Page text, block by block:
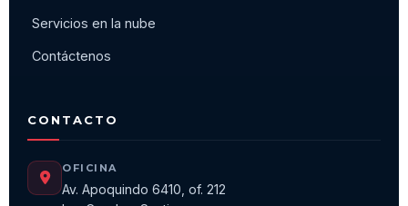
Servicios en la nube
Contáctenos
CONTACTO
OFICINA
Av. Apoquindo 6410, of. 212